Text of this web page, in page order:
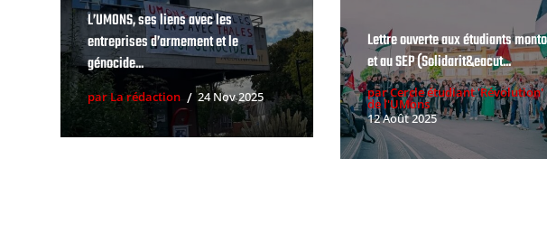
L’UMONS, ses liens avec les
entreprises d’armement et le
génocide...
par La rédaction 24 Nov 2025
Lettre ouverte aux étudiants
et au SEP (Solidarit&eacut...
par Cercle étudiant 'Révolution'
de l'UMons
12 Août 2025